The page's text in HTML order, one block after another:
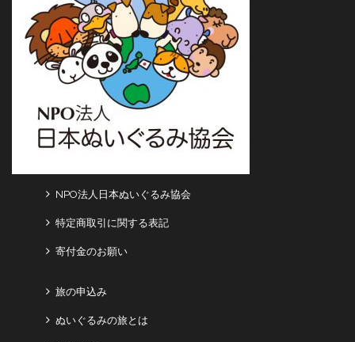
NPO法人日本ぬいぐるみ協会
特定商取引に関する表記
寄付金のお願い
旅の申込み
ぬいぐるみの旅とは